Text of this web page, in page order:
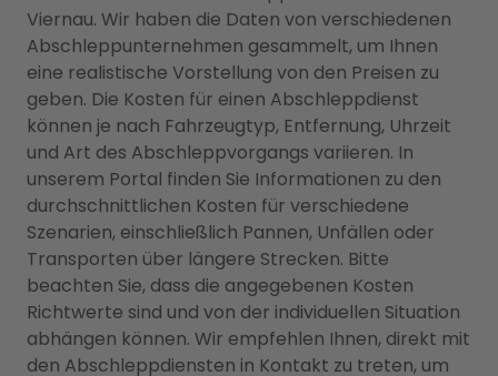
Viernau. Wir haben die Daten von verschiedenen
Abschleppunternehmen gesammelt, um Ihnen
eine realistische Vorstellung von den Preisen zu
geben. Die Kosten für einen Abschleppdienst
können je nach Fahrzeugtyp, Entfernung, Uhrzeit
und Art des Abschleppvorgangs variieren. In
unserem Portal finden Sie Informationen zu den
durchschnittlichen Kosten für verschiedene
Szenarien, einschließlich Pannen, Unfällen oder
Transporten über längere Strecken. Bitte
beachten Sie, dass die angegebenen Kosten
Richtwerte sind und von der individuellen Situation
abhängen können. Wir empfehlen Ihnen, direkt mit
den Abschleppdiensten in Kontakt zu treten, um